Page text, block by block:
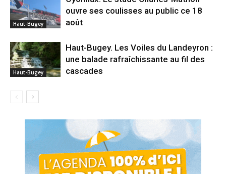
Haut-Bugey
ouvre ses coulisses au public ce 18
août
Haut-Bugey
Haut-Bugey. Les Voiles du Landeyron :
une balade rafraîchissante au fil des
cascades